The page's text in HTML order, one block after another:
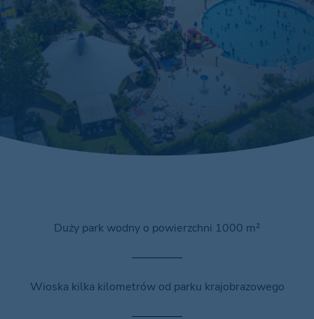
Duży park wodny o powierzchni 1000 m²
Wioska kilka kilometrów od parku krajobrazowego